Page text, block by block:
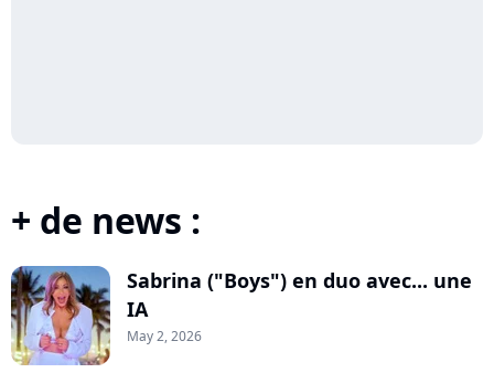
+ de news :
Sabrina ("Boys") en duo avec... une
IA
May 2, 2026